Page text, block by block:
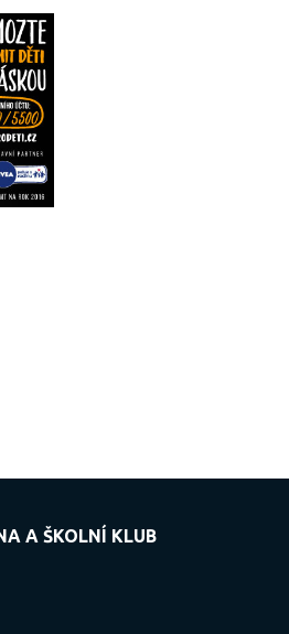
A ŠKOLNÍ KLUB